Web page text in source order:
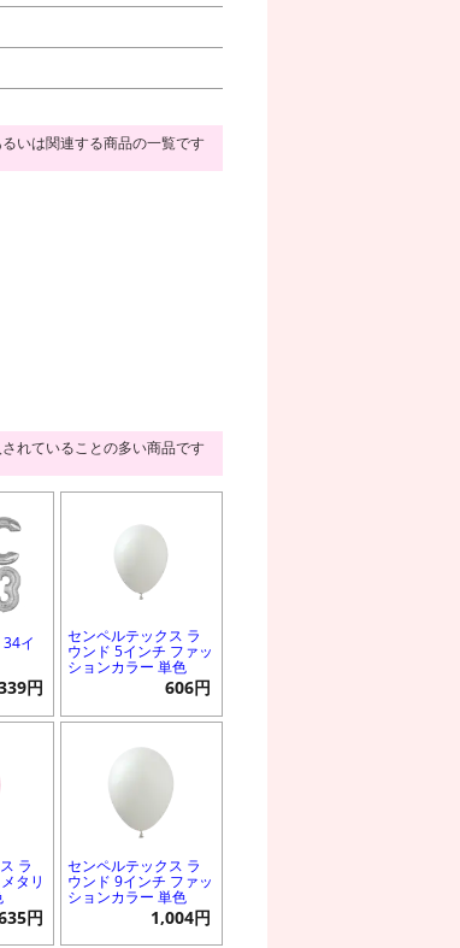
いは関連する商品の一覧です
れていることの多い商品です
イ
円
センペルテックス ラ
ウンド 5インチ ファッ
ションカラー 単色
606円
ラ
タリ
円
センペルテックス ラ
ウンド 9インチ ファッ
ションカラー 単色
1,004円